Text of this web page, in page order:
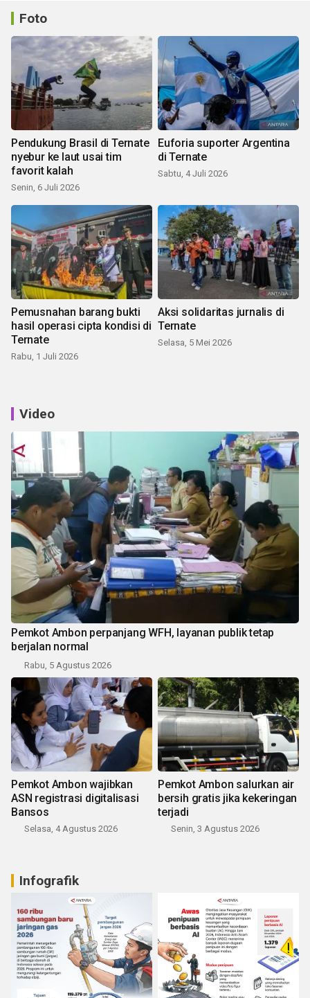
Foto
Pendukung Brasil di Ternate
nyebur ke laut usai tim
favorit kalah
Senin, 6 Juli 2026
Euforia suporter Argentina
di Ternate
Sabtu, 4 Juli 2026
Pemusnahan barang bukti
hasil operasi cipta kondisi di
Ternate
Rabu, 1 Juli 2026
Aksi solidaritas jurnalis di
Ternate
Selasa, 5 Mei 2026
Video
Pemkot Ambon perpanjang WFH, layanan publik tetap
berjalan normal
Rabu, 5 Agustus 2026
Pemkot Ambon wajibkan
ASN registrasi digitalisasi
Bansos
Selasa, 4 Agustus 2026
Pemkot Ambon salurkan air
bersih gratis jika kekeringan
terjadi
Senin, 3 Agustus 2026
Infografik